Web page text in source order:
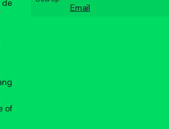
de
of
Email